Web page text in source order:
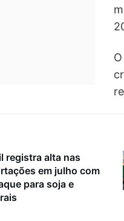
registra alta nas
em julho com
para soja e